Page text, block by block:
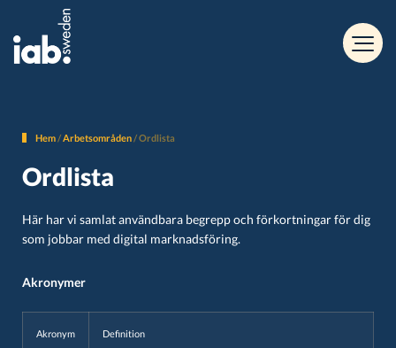
Hem/Arbetsområden/Ordlista
Ordlista
Här har vi samlat användbara begrepp och förkortningar för dig
som jobbar med digital marknadsföring.
Akronymer
Akronym Definition